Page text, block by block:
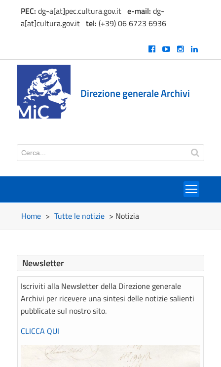
PEC: dg-a[at]pec.cultura.gov.ite-mail: dg-
a[at]cultura.gov.ittel: (+39) 06 6723 6936
Direzione generale Archivi
Home > Tutte le notizie > Notizia
Newsletter
Iscriviti alla Newsletter della Direzione generale
Archivi per ricevere una sintesi delle notizie salienti
pubblicate sul nostro sito.
CLICCA QUI